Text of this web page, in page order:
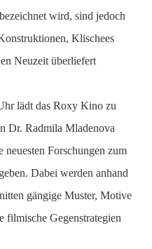
wird, sind jedoch
Klischees
Neuzeit überliefert
lädt das Roxy Kino zu
Dr. Radmila Mladenova
Forschungen zum
Dabei werden anhand
gängige Muster, Motive
filmische Gegenstrategien